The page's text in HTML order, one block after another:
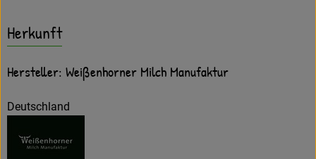
Herkunft
Hersteller: Weißenhorner Milch Manufaktur
Deutschland